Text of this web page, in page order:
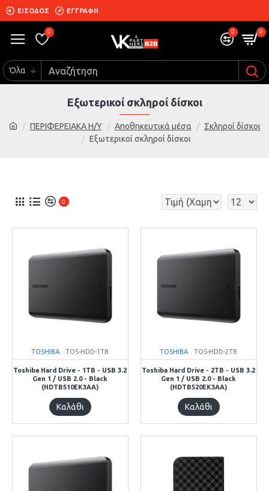
ΕΙΣΟΔΟΣ ΕΓΓΡΑΦΗ
0 0 0
Όλα
ΠΕΡΙΦΕΡΕΙΑΚΑ Η/Υ Αποθηκευτικά μέσα
Σκληροί δίσκοι
Εξωτερικοί σκληροί δίσκοι
Εξωτερικοί σκληροί δίσκοι
0
TOSHIBA TOS-HDD-1TB
Toshiba Hard Drive - 1TB - USB 3.2
Gen 1 / USB 2.0 - Black
(HDTB510EK3AA)
Καλάθι
TOSHIBA TOS-HDD-2TB
Toshiba Hard Drive - 2TB - USB 3.2
Gen 1 / USB 2.0 - Black
(HDTB520EK3AA)
Καλάθι